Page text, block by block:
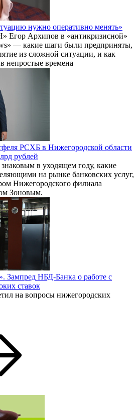
нужно оперативно менять»
Егор Архипов в «антикризисной»
— какие шаги были предприняты,
из сложной ситуации, и как
непростые времена
РСХБ в Нижегородской области
рублей
в уходящем году, какие
на рынке банковских услуг,
Нижегородского филиала
Зоновым.
Зампред НБД-Банка о работе с
ставок
на вопросы нижегородских